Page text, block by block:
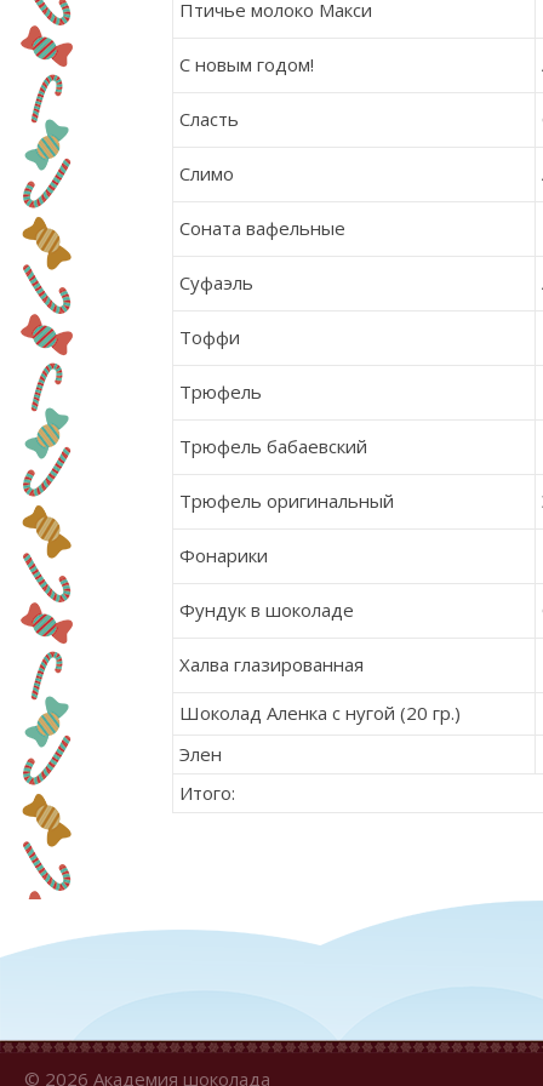
Птичье молоко Макси
С новым годом!
Сласть
Слимо
Соната вафельные
Суфаэль
Тоффи
Трюфель
Трюфель бабаевский
Трюфель оригинальный
Фонарики
Фундук в шоколаде
Халва глазированная
Шоколад Аленка с нугой (20 гр.)
Элен
Итого:
© 2026 Академия шоколада